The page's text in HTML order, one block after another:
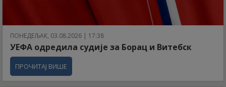
ПОНЕДЕЉАК, 03.08.2026 | 17:38
УЕФА одредила судије за Борац и Витебск
ПРОЧИТАЈ ВИШЕ